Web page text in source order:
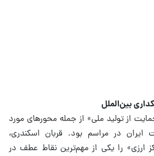
بین‌الملل
از تولید ملی» از جمله محورهای مورد
در مراسم بود. قربان اسکندری،
ارزی» را یکی از مهم‌ترین نقاط عطف در